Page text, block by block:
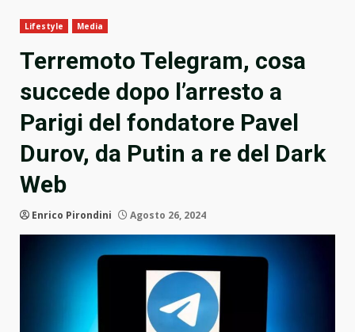
Lifestyle Media
Terremoto Telegram, cosa
succede dopo l’arresto a
Parigi del fondatore Pavel
Durov, da Putin a re del Dark
Web
Enrico Pirondini Agosto 26, 2024